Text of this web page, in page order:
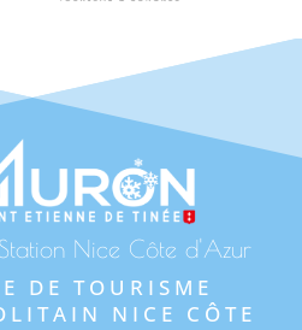
Station Nice Côte d'Azur
DE TOURISME
NICE CÔTE